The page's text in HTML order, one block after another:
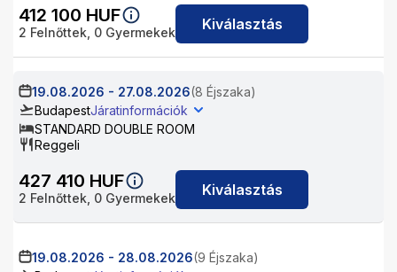
412 100 HUF
2 Felnőttek, 0 Gyermekek Kiválasztás
19.08.2026 - 27.08.2026(8 Éjszaka)
BudapestJáratinformációk
STANDARD DOUBLE ROOM
Reggeli
427 410 HUF
2 Felnőttek, 0 Gyermekek Kiválasztás
19.08.2026 - 28.08.2026(9 Éjszaka)